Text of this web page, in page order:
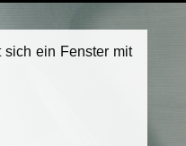
ein Fenster mit